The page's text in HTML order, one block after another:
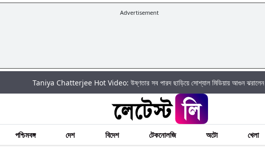
Advertisement
Taniya Chatterjee Hot Video: উষ্ণতার সব পারদ ছাড়িয়ে সোশ্যাল মিডিয়ায় আগুন ঝরালেন তানিয়া চ্যাটার্জি
পশ্চিমবঙ্গ দেশ বিদেশ টেকনোলজি অটো খেলা